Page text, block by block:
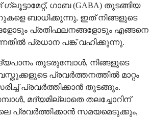
ഗാബ (GABA) തുടങ്ങിയ
ബാധിക്കുന്നു, ഇത് നിങ്ങളുടെ
പ്രതിഫലനങ്ങളോടും എങ്ങനെ
പ്രധാന പങ്ക് വഹിക്കുന്നു.
തുടരുമ്പോൾ, നിങ്ങളുടെ
പ്രവർത്തനത്തിൽ മാറ്റം
പ്രവർത്തിക്കാൻ തുടങ്ങും.
മദ്യമില്ലാതെ തലച്ചോറിന്
പ്രവർത്തിക്കാൻ സമയമെടുക്കും,